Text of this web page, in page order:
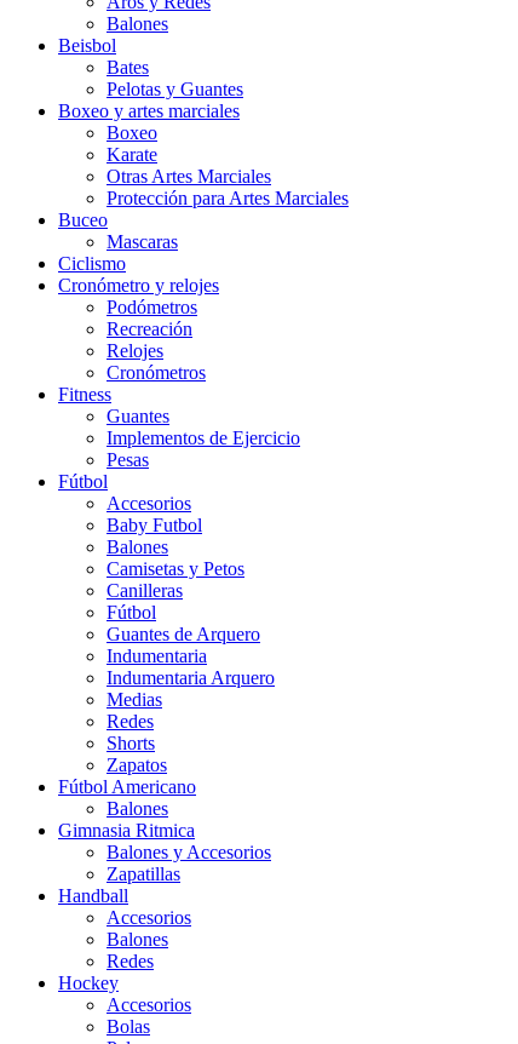
Balones
Beisbol
Bates
Pelotas y Guantes
Boxeo y artes marciales
Boxeo
Karate
Otras Artes Marciales
Protección para Artes Marciales
Buceo
Mascaras
Ciclismo
Cronómetro y relojes
Podómetros
Recreación
Relojes
Cronómetros
Fitness
Guantes
Implementos de Ejercicio
Pesas
Fútbol
Accesorios
Baby Futbol
Balones
Camisetas y Petos
Canilleras
Fútbol
Guantes de Arquero
Indumentaria
Indumentaria Arquero
Medias
Redes
Shorts
Zapatos
Fútbol Americano
Balones
Gimnasia Ritmica
Balones y Accesorios
Zapatillas
Handball
Accesorios
Balones
Redes
Hockey
Accesorios
Bolas